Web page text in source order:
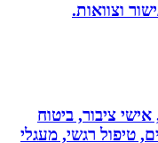
ציבור, ביטוח
רגשי, מעגלי